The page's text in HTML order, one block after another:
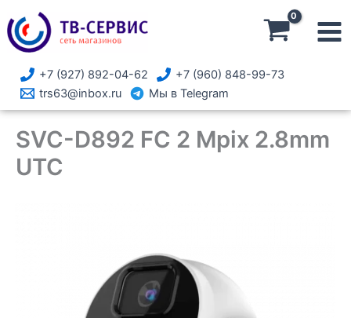
Перейти
содержимому
+7 (927) 892-04-62
+7 (960) 848-99-73
trs63@inbox.ru
Мы в Telegram
SVC-D892 FC 2 Mpix 2.8mm
UTC